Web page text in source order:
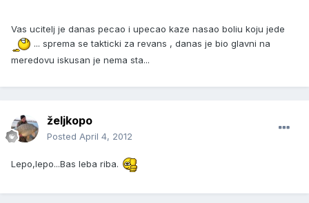
Vas ucitelj je danas pecao i upecao kaze nasao boliu koju jede
... sprema se takticki za revans , danas je bio glavni na
meredovu iskusan je nema sta...
željkopo
Posted April 4, 2012
Lepo,lepo...Bas leba riba.